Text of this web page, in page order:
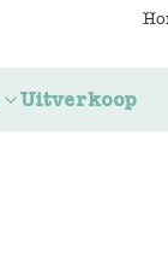
Uitverkoop